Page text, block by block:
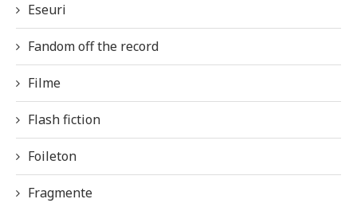
Eseuri
Fandom off the record
Filme
Flash fiction
Foileton
Fragmente